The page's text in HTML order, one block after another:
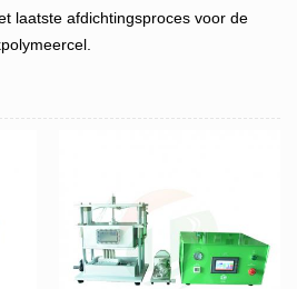
laatste afdichtingsproces voor de